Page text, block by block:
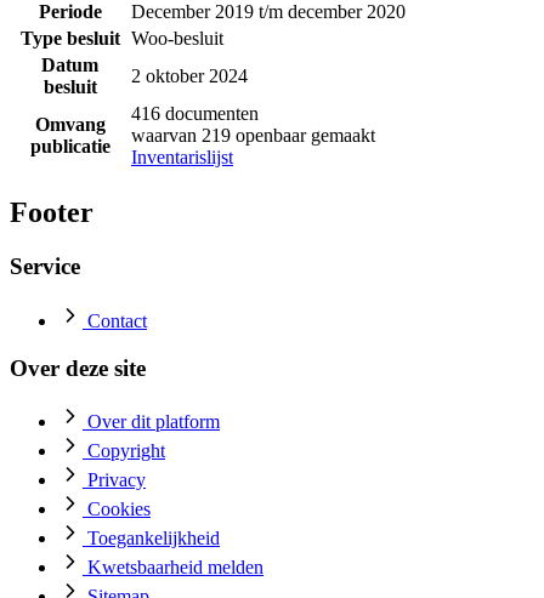
Periode
December 2019 t/m december 2020
Type besluit Woo-besluit
Datum
besluit
2 oktober 2024
Omvang
publicatie
416 documenten
waarvan 219 openbaar gemaakt
Inventarislijst
Footer
Service
Contact
Over deze site
Over dit platform
Copyright
Privacy
Cookies
Toegankelijkheid
Kwetsbaarheid melden